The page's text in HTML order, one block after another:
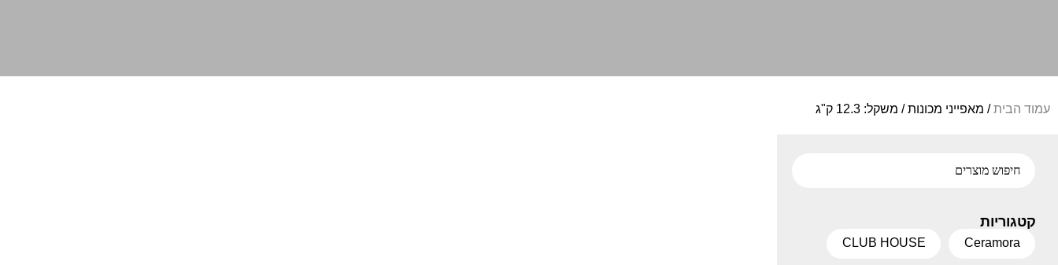
עמוד הבית/ מאפייני מכונות / משקל: 12.3 ק"ג
קטגוריות
Ceramora
CLUB HOUSE